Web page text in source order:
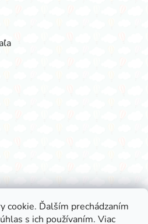
cookie. Ďalším prechádzaním
s ich používaním. Viac